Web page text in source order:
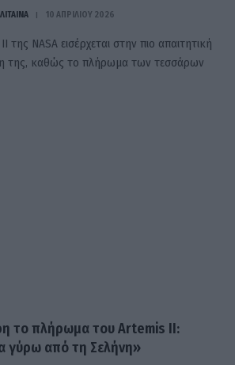
10 ΑΠΡΙΛΊΟΥ 2026
NASA εισέρχεται στην πιο απαιτητική
της, καθώς το πλήρωμα των τεσσάρων
το πλήρωμα του Artemis II:
γύρω από τη Σελήνη»